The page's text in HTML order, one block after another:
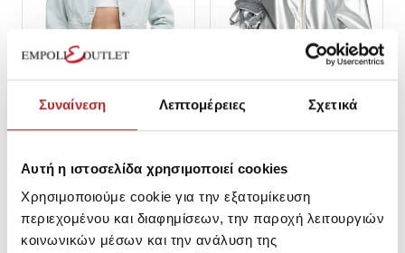
Συναίνεση Λεπτομέρειες Σχετικά
Αυτή η ιστοσελίδα χρησιμοποιεί cookies
Χρησιμοποιούμε cookie για την εξατομίκευση
περιεχομένου και διαφημίσεων, την παροχή λειτουργιών
κοινωνικών μέσων και την ανάλυση της
PL402431PG2 Γυναικείο
SKU: 252ST0303RA022
Τιμή Outlet: 64,95€
Τιμή Καταλόγου: 108,00€
Μπουφάν Μεταλιζέ EMPOLI
SKU: 25190966AD428
Τιμή Outlet: 36,95€
Τιμή Καταλόγου: 147,80€